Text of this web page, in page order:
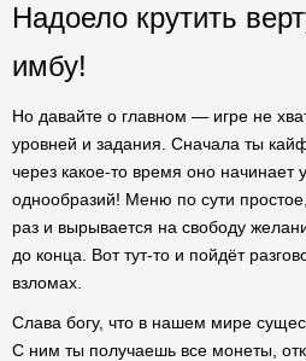
Надоело крутить
имбу!
Но давайте о главном — игре не
уровней и задания. Сначала ты
через какое-то время оно начинает
однообразий! Меню по сути
раз и вырывается на свободу
до конца. Вот тут-то и пойдёт
взломах.
Слава богу, что в нашем мире
С ним ты получаешь все монеты,